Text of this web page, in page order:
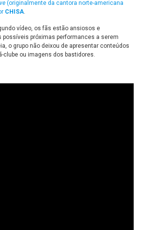
(originalmente da cantora norte-americana
CHISA.
vídeo, os fãs estão ansiosos e
possíveis próximas performances a serem
o grupo não deixou de apresentar conteúdos
clube ou imagens dos bastidores.